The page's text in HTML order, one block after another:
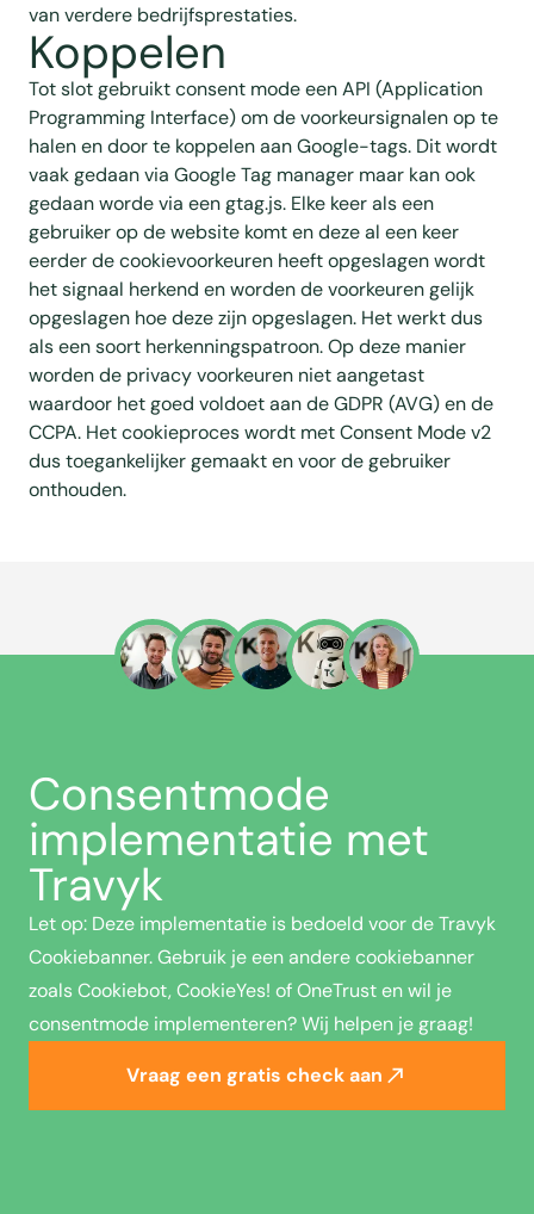
van verdere bedrijfsprestaties.
Koppelen
Tot slot gebruikt consent mode een API (Application
Programming Interface) om de voorkeursignalen op te
halen en door te koppelen aan Google-tags. Dit wordt
vaak gedaan via Google Tag manager maar kan ook
gedaan worde via een gtag.js. Elke keer als een
gebruiker op de website komt en deze al een keer
eerder de cookievoorkeuren heeft opgeslagen wordt
het signaal herkend en worden de voorkeuren gelijk
opgeslagen hoe deze zijn opgeslagen. Het werkt dus
als een soort herkenningspatroon. Op deze manier
worden de privacy voorkeuren niet aangetast
waardoor het goed voldoet aan de GDPR (AVG) en de
CCPA. Het cookieproces wordt met Consent Mode v2
dus toegankelijker gemaakt en voor de gebruiker
onthouden.
Consentmode
implementatie met
Travyk
Let op: Deze implementatie is bedoeld voor de Travyk
Cookiebanner. Gebruik je een andere cookiebanner
zoals Cookiebot, CookieYes! of OneTrust en wil je
consentmode implementeren? Wij helpen je graag!
Vraag een gratis check aan